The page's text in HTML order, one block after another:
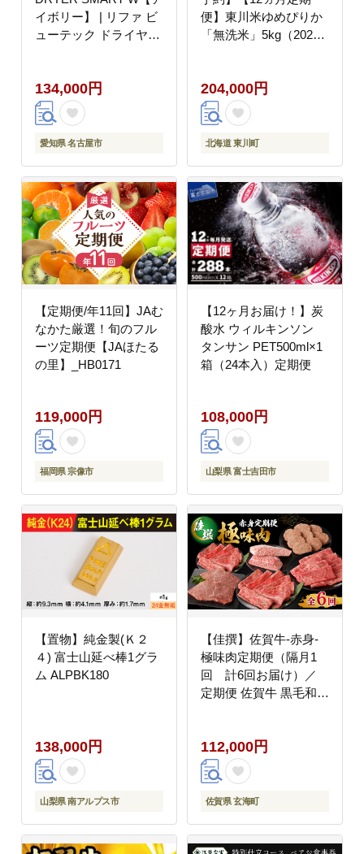
イボリー】 | リファ ビ
ューテック ドライヤー
引っ越し 新居 海外対応
折り畳み コンパクト 軽
量 ヘアドライヤー 速乾
大風量 ヘアケア 人気
134,000円
愛知県 名古屋市
便】東川米ゆめぴりか
「無洗米」5kg（2026
204,000円
北海道 東川町
【定期便/年11回】JAむ
なかた厳選！旬のフル
ーツ定期便【JAほたる
の里】_HB0171
119,000円
福岡県 宗像市
【12ヶ月お届け！】炭
酸水 ウィルキンソン
タンサン PET500ml×1
箱（24本入）定期便
108,000円
山梨県 富士吉田市
【置物】純金製(Ｋ２
４) 富士山延べ棒1グラ
ム ALPBK180
138,000円
山梨県 南アルプス市
【佳撰】佐賀牛-赤身-
極味肉定期便（隔月1
回 計6回お届け）／
定期便 佐賀牛 黒毛和牛
ク ステーキ しゃぶしゃ
ぶ すき焼き 焼肉 牛肉
肉 A5 A4 セット 佐賀県
玄海町
112,000円
佐賀県 玄海町